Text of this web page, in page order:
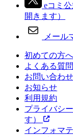
eコミ
開きます）
メール
初めての方へ
よくある質問
お問い合わせ
お知らせ
利用規約
プライバシ
す）
インフォマ